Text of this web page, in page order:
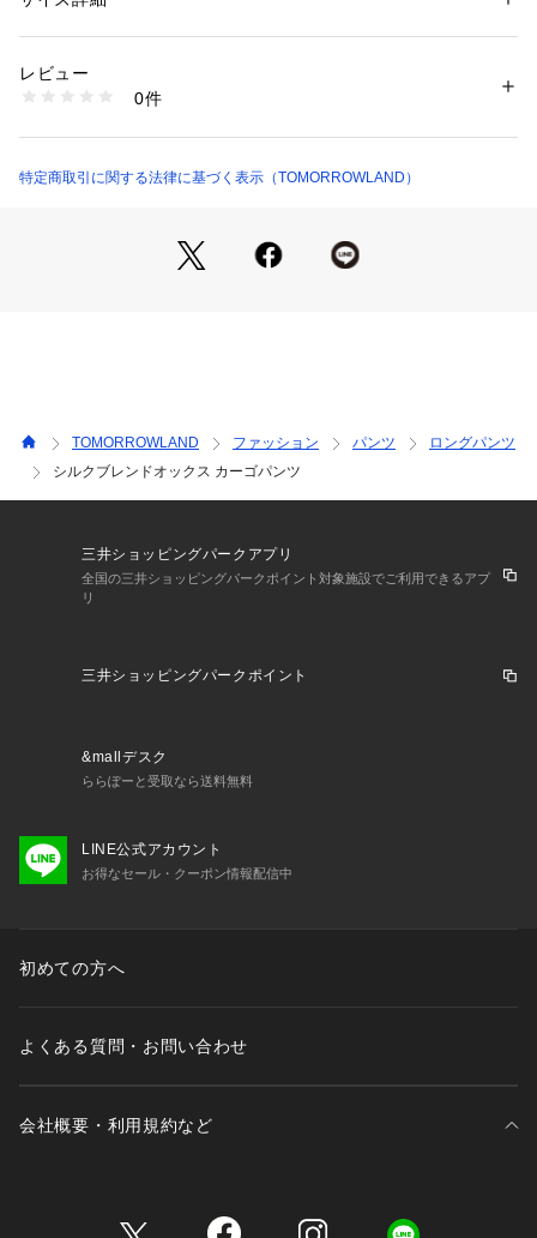
など、スタイリングに合わせてシルエットをアレンジしてお楽
しみいただけます。
性別：レディース
素材：コットン97％　シルク3％
洗濯：手洗い、漂白不可、タンブル乾燥不可、自然乾燥、アイロン仕上げ
可、ドライ可、ウエットクリーニング可
商品番号：1095000002628 （モール）
レビュー
0件
特定商取引に関する法律に基づく表示（TOMORROWLAND）
TOMORROWLAND ファッション パンツ
ロングパンツ
シルクブレンドオックス カーゴパンツ
三井ショッピングパークアプリ
全国の三井ショッピングパークポイント対象施設でご利用できるアプ
リ
三井ショッピングパークポイント
&mallデスク
ららぽーと受取なら送料無料
LINE公式アカウント
お得なセール・クーポン情報配信中
初めての方へ
よくある質問・お問い合わせ
会社概要・利用規約など